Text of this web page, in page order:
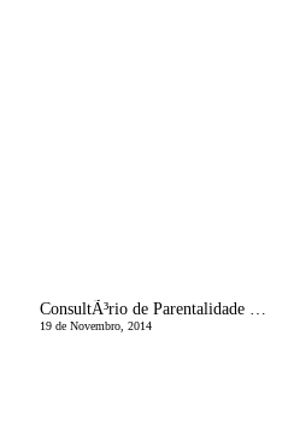
ConsultÃ³rio de Parentalidade | A Chegada do Natal
19 de Novembro, 2014